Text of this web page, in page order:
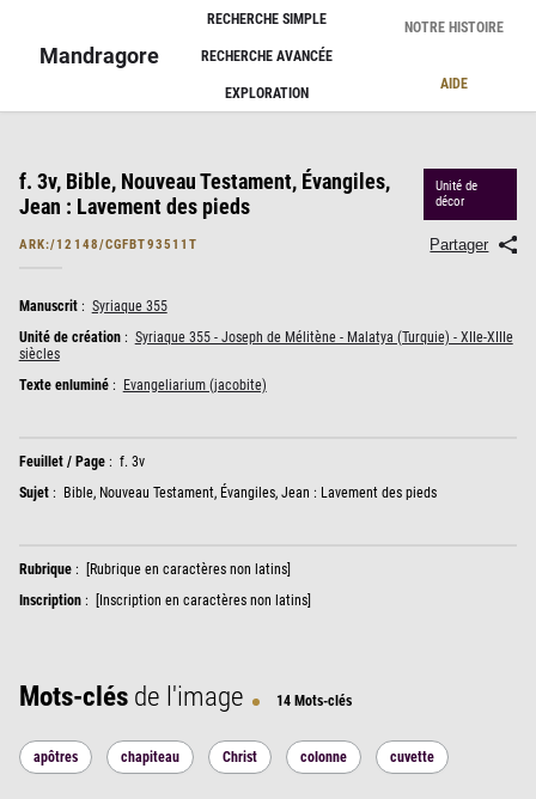
Mandragore
RECHERCHE SIMPLE
RECHERCHE AVANCÉE
EXPLORATION
NOTRE HISTOIRE
AIDE
f. 3v, Bible, Nouveau Testament, Évangiles,
Jean : Lavement des pieds
Unité de
décor
ARK:/12148/CGFBT93511T Partager
Manuscrit: Syriaque 355
Unité de création: Syriaque 355 - Joseph de Mélitène - Malatya (Turquie) - XIIe-XIIIe
siècles
Texte enluminé: Evangeliarium (jacobite)
Feuillet / Page: f. 3v
Sujet: Bible, Nouveau Testament, Évangiles, Jean : Lavement des pieds
Rubrique: [Rubrique en caractères non latins]
Inscription: [Inscription en caractères non latins]
Mots-clésde l'image 14 Mots-clés
apôtres chapiteau Christ colonne cuvette